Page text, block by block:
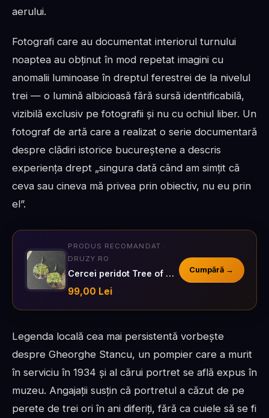
aerului.
Fotografi care au documentat interiorul turnului
noaptea au obținut în mod repetat imagini cu
anomalii luminoase în dreptul ferestrei de la nivelul
trei — o lumină albicioasă fără sursă identificabilă,
vizibilă exclusiv pe fotografii și nu cu ochiul liber. Un
fotograf de artă care a realizat o serie documentară
despre clădiri istorice bucureștene a descris
experiența drept „singura dată când am simțit că
ceva sau cineva mă privea prin obiectiv, nu eu prin
el”.
PRODUS RECOMANDAT ·
DRUZY.RO
Cercei peridot Tree of Life
99,00 Lei
Cumpără →
Legenda locală cea mai persistentă vorbește
despre Gheorghe Stancu, un pompier care a murit
în serviciu în 1934 și al cărui portret se află expus în
muzeu. Angajații susțin că portretul a căzut de pe
perete de trei ori în ani diferiți, fără ca cuiele să se fi